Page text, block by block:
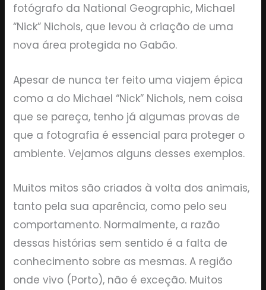
fotógrafo da National Geographic, Michael
“Nick” Nichols, que levou à criação de uma
nova área protegida no Gabão.
Apesar de nunca ter feito uma viajem épica
como a do Michael “Nick” Nichols, nem coisa
que se pareça, tenho já algumas provas de
que a fotografia é essencial para proteger o
ambiente. Vejamos alguns desses exemplos.
Muitos mitos são criados à volta dos animais,
tanto pela sua aparência, como pelo seu
comportamento. Normalmente, a razão
dessas histórias sem sentido é a falta de
conhecimento sobre as mesmas. A região
onde vivo (Porto), não é exceção. Muitos